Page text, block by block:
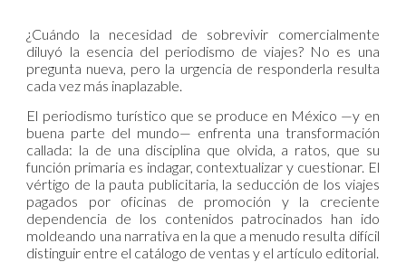
¿Cuándo la necesidad de sobrevivir comercialmente
diluyó la esencia del periodismo de viajes? No es una
pregunta nueva, pero la urgencia de responderla resulta
cada vez más inaplazable.
El periodismo turístico que se produce en México —y en
buena parte del mundo— enfrenta una transformación
callada: la de una disciplina que olvida, a ratos, que su
función primaria es indagar, contextualizar y cuestionar. El
vértigo de la pauta publicitaria, la seducción de los viajes
pagados por oficinas de promoción y la creciente
dependencia de los contenidos patrocinados han ido
moldeando una narrativa en la que a menudo resulta difícil
distinguir entre el catálogo de ventas y el artículo editorial.